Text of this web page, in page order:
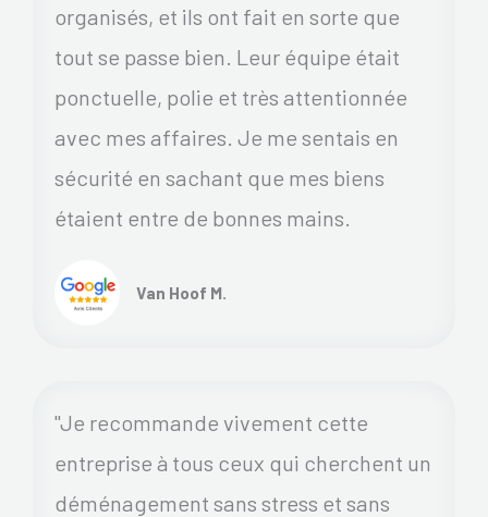
organisés, et ils ont fait en sorte que
tout se passe bien. Leur équipe était
ponctuelle, polie et très attentionnée
avec mes affaires. Je me sentais en
sécurité en sachant que mes biens
étaient entre de bonnes mains.
Van Hoof M.
"Je recommande vivement cette
entreprise à tous ceux qui cherchent un
déménagement sans stress et sans